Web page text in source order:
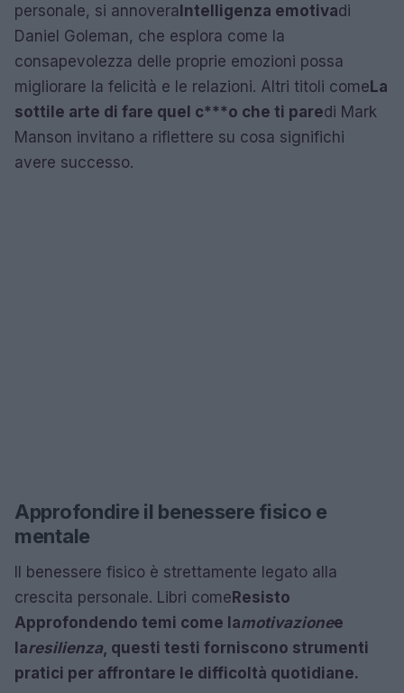
personale, si annoveraIntelligenza emotivadi
Daniel Goleman, che esplora come la
consapevolezza delle proprie emozioni possa
migliorare la felicità e le relazioni. Altri titoli comeLa
sottile arte di fare quel c***o che ti paredi Mark
Manson invitano a riflettere su cosa significhi
avere successo.
Approfondire il benessere fisico e
mentale
Il benessere fisico è strettamente legato alla
crescita personale. Libri comeResisto
Approfondendo temi come lamotivazionee
laresilienza, questi testi forniscono strumenti
pratici per affrontare le difficoltà quotidiane.